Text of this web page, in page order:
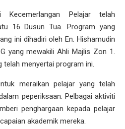
Pelajar telah
16 Dusun Tua. Program yang
ini dihadiri oleh En. Hishamudin
yang mewakili Ahli Majlis Zon 1.
telah menyertai program ini.
meraikan pelajar yang telah
peperiksaan. Pelbagai aktiviti
penghargaan kepada pelajar
akademik mereka.